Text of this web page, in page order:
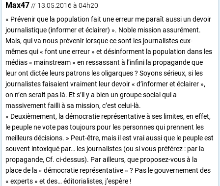
Max47// 13.05.2016 à 04h20
« Prévenir que la population fait une erreur me paraît aussi un devoir
journalistique (informer et éclairer) ». Noble mission assurément.
Mais, qui va nous prévenir lorsque ce sont les journalistes eux-
mêmes qui « font une erreur » et désinforment la population dans les
médias « mainstream » en ressassant à l’infini la propagande que
leur ont dictée leurs patrons les oligarques ? Soyons sérieux, si les
journalistes faisaient vraiment leur devoir « d’informer et éclairer »,
on n’en serait pas là. Et s’il y a bien un groupe social qui a
massivement failli à sa mission, c’est celui-là.
« Deuxièmement, la démocratie représentative à ses limites, en effet,
le peuple ne vote pas toujours pour les personnes qui prennent les
meilleurs décisions. » Peut-être, mais il est vrai aussi que le peuple est
souvent intoxiqué par… les journalistes (ou si vous préférez : par la
propagande, Cf. ci-dessus). Par ailleurs, que proposez-vous à la
place de la « démocratie représentative » ? Pas le gouvernement des
« experts » et des… éditorialistes, j’espère !